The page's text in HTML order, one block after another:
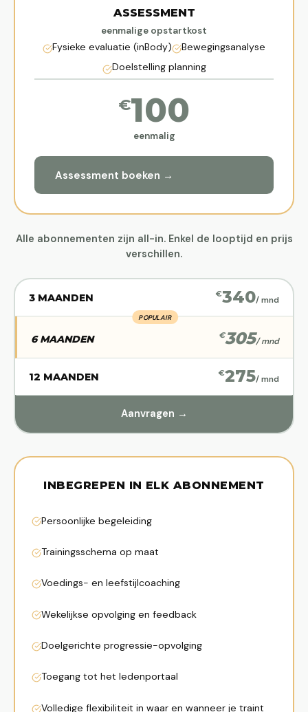
ASSESSMENT
eenmalige opstartkost
Fysieke evaluatie (inBody)
Bewegingsanalyse
Doelstelling planning
€100
eenmalig
Assessment boeken →
Alle abonnementen zijn all-in. Enkel de looptijd en prijs
verschillen.
3 MAANDEN €340/ mnd
POPULAIR
6 MAANDEN €305/ mnd
12 MAANDEN €275/ mnd
Aanvragen →
INBEGREPEN IN ELK ABONNEMENT
Persoonlijke begeleiding
Trainingsschema op maat
Voedings- en leefstijlcoaching
Wekelijkse opvolging en feedback
Doelgerichte progressie-opvolging
Toegang tot het ledenportaal
Volledige flexibiliteit in waar en wanneer je traint